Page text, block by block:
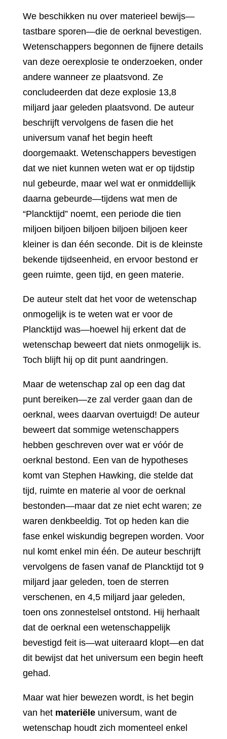
We beschikken nu over materieel bewijs—
tastbare sporen—die de oerknal bevestigen.
Wetenschappers begonnen de fijnere details
van deze oerexplosie te onderzoeken, onder
andere wanneer ze plaatsvond. Ze
concludeerden dat deze explosie 13,8
miljard jaar geleden plaatsvond. De auteur
beschrijft vervolgens de fasen die het
universum vanaf het begin heeft
doorgemaakt. Wetenschappers bevestigen
dat we niet kunnen weten wat er op tijdstip
nul gebeurde, maar wel wat er onmiddellijk
daarna gebeurde—tijdens wat men de
“Plancktijd” noemt, een periode die tien
miljoen biljoen biljoen biljoen biljoen keer
kleiner is dan één seconde. Dit is de kleinste
bekende tijdseenheid, en ervoor bestond er
geen ruimte, geen tijd, en geen materie.
De auteur stelt dat het voor de wetenschap
onmogelijk is te weten wat er voor de
Plancktijd was—hoewel hij erkent dat de
wetenschap beweert dat niets onmogelijk is.
Toch blijft hij op dit punt aandringen.
Maar de wetenschap zal op een dag dat
punt bereiken—ze zal verder gaan dan de
oerknal, wees daarvan overtuigd! De auteur
beweert dat sommige wetenschappers
hebben geschreven over wat er vóór de
oerknal bestond. Een van de hypotheses
komt van Stephen Hawking, die stelde dat
tijd, ruimte en materie al voor de oerknal
bestonden—maar dat ze niet echt waren; ze
waren denkbeeldig. Tot op heden kan die
fase enkel wiskundig begrepen worden. Voor
nul komt enkel min één. De auteur beschrijft
vervolgens de fasen vanaf de Plancktijd tot 9
miljard jaar geleden, toen de sterren
verschenen, en 4,5 miljard jaar geleden,
toen ons zonnestelsel ontstond. Hij herhaalt
dat de oerknal een wetenschappelijk
bevestigd feit is—wat uiteraard klopt—en dat
dit bewijst dat het universum een begin heeft
gehad.
Maar wat hier bewezen wordt, is het begin
van het materiëleuniversum, want de
wetenschap houdt zich momenteel enkel